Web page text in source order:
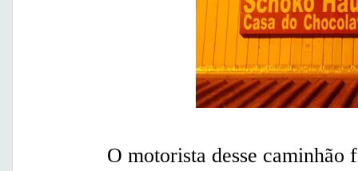
O motorista desse